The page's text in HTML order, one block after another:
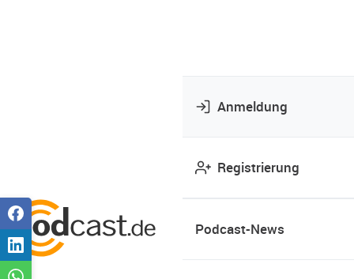
Anmeldung
Registrierung
Podcast-News